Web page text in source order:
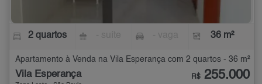
2 quartos 36 m²
Apartamento à Venda na Vila Esperança com 2 quartos - 36 m²
Vila Esperança R$ 255.000